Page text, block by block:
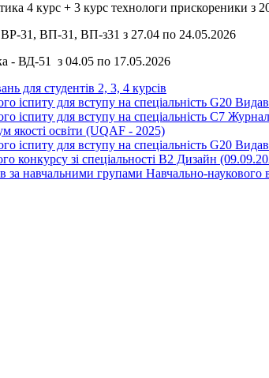
4 курс + 3 курс технологи прискореники з
ВР-31, ВП-31, ВП-з31 з 27.04 по 24.05.2026
- ВД-51
з 04.05 по 17.05.2026
для студентів 2, 3, 4 курсів
іспиту для вступу на спеціальність G20
іспиту для вступу на спеціальність С7
якості освіти (UQAF - 2025)
іспиту для вступу на спеціальність G20
конкурсу зі спеціальності В2 Дизайн
за навчальними групами Навчально-наукового